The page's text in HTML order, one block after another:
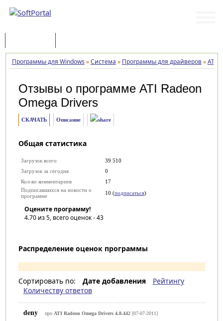
Программы для Windows »Система » Программы для драйверов»ATI
Отзывы о программе ATI Radeon
Omega Drivers
СКАЧАТЬ Описание
Общая статистика
Загрузок всего
39 510
Загрузок за сегодня
0
Кол-во комментариев
17
Подписавшихся на новости о
программе
10 (подписаться)
Оцените программу!
4.70из 5, всего оценок -43
Распределение оценок программы
Сортировать по: Дате добавления
Рейтингу
Количеству ответов
deny про ATI Radeon Omega Drivers 4.8.442[07-07-2011]